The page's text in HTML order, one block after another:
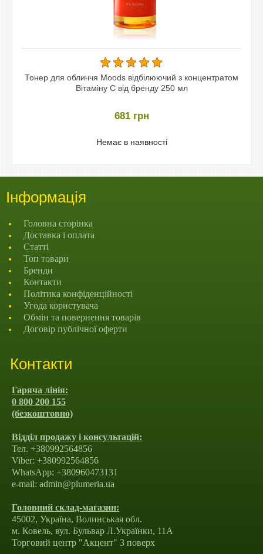
Тонер для обличчя Moods відбілюючий з концентратом
Вітаміну С від бренду 250 мл
681 грн
Немає в наявності
Інформація
Головна сторінка
Доставка і оплата
Статті
Топ товари
Бренди
Контакти
Політика конфіденційності
Угода користувача
Обмін та повернення товарів
Договір публічної оферти
Контакти
Гаряча лінія:
0 800 200 155
(безкоштовно)
Відділ продажу і консультацій:
Тел. +380992564856
Viber: +380992564856
WhatsApp: +380960473131
e-mail: admin@plumeria.ua
Головний склад-магазин:
45002, Україна, Волинськая обл.
м. Ковель, вул. Бульвар Л.Українки, 11А
Торговий центр "Акцент" 3 поверх